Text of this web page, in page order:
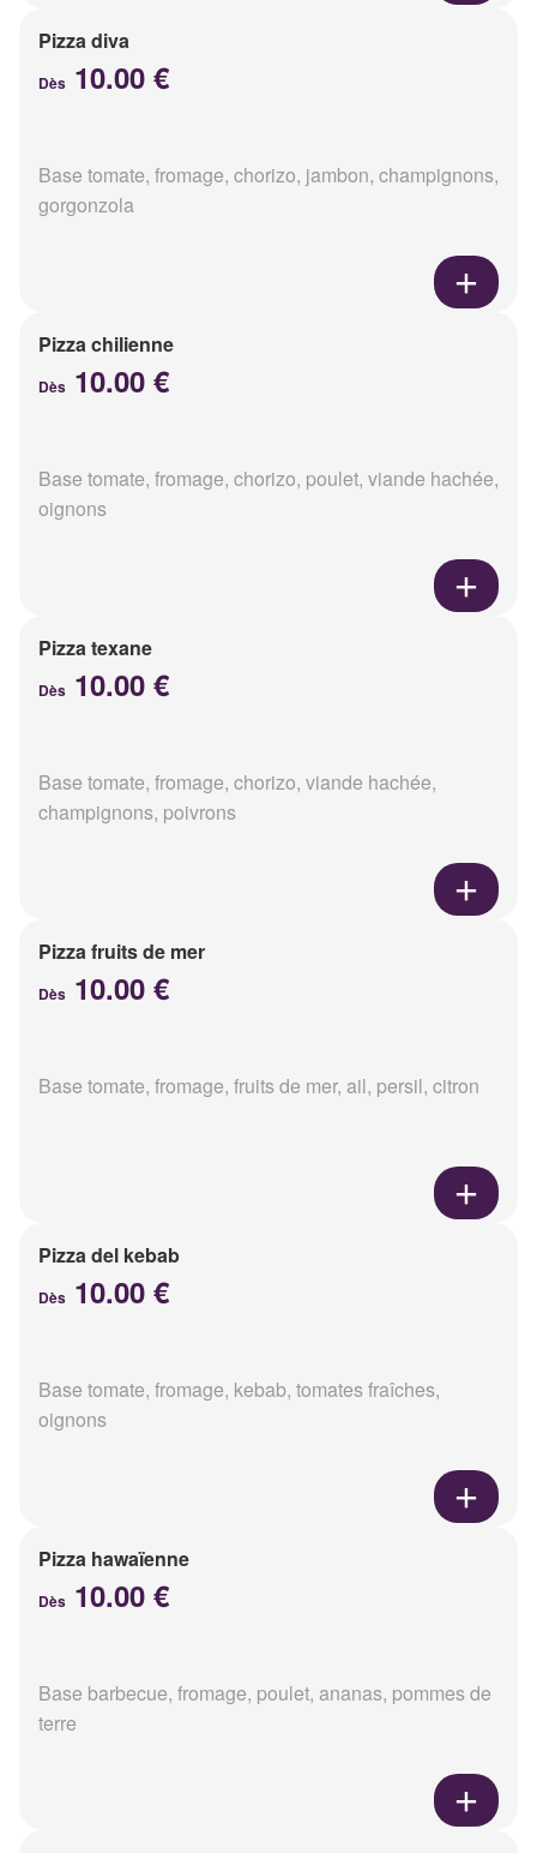
Pizza diva
Dès 10.00 €
Base tomate, fromage, chorizo, jambon, champignons,
gorgonzola
Pizza chilienne
Dès 10.00 €
Base tomate, fromage, chorizo, poulet, viande hachée,
oignons
Pizza texane
Dès 10.00 €
Base tomate, fromage, chorizo, viande hachée,
champignons, poivrons
Pizza fruits de mer
Dès 10.00 €
Base tomate, fromage, fruits de mer, ail, persil, citron
Pizza del kebab
Dès 10.00 €
Base tomate, fromage, kebab, tomates fraîches,
oignons
Pizza hawaïenne
Dès 10.00 €
Base barbecue, fromage, poulet, ananas, pommes de
terre